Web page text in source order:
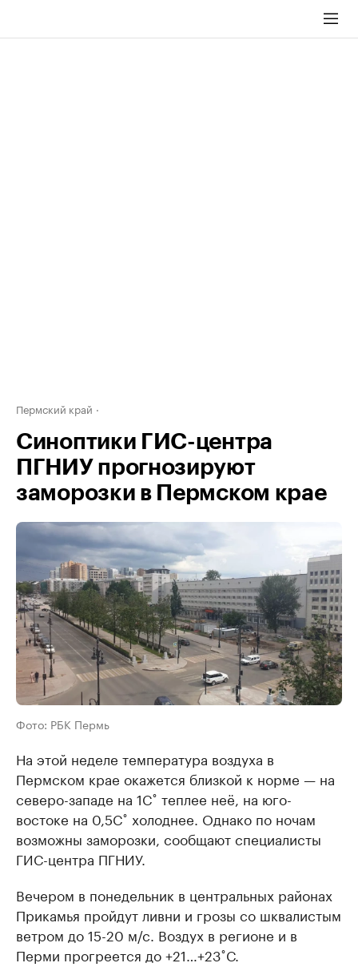
Пермский край
Синоптики ГИС-центра
ПГНИУ прогнозируют
заморозки в Пермском крае
Фото: РБК Пермь
На этой неделе температура воздуха в
Пермском крае окажется близкой к норме — на
северо-западе на 1С˚ теплее неё, на юго-
востоке на 0,5С˚ холоднее. Однако по ночам
возможны заморозки, сообщают специалисты
ГИС-центра ПГНИУ.
Вечером в понедельник в центральных районах
Прикамья пройдут ливни и грозы со шквалистым
ветром до 15-20 м/с. Воздух в регионе и в
Перми прогреется до +21…+23˚С.